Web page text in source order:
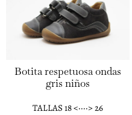
Botita respetuosa ondas
gris niños
TALLAS 18 <····> 26